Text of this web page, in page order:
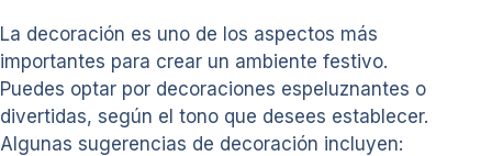
La decoración es uno de los aspectos más
importantes para crear un ambiente festivo.
Puedes optar por decoraciones espeluznantes o
divertidas, según el tono que desees establecer.
Algunas sugerencias de decoración incluyen: